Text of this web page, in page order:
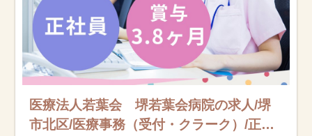
医療法人若葉会 堺若葉会病院の求人/堺
市北区/医療事務（受付・クラーク）/正社